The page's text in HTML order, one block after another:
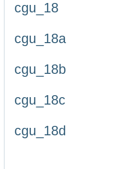
cgu_18
cgu_18a
cgu_18b
cgu_18c
cgu_18d